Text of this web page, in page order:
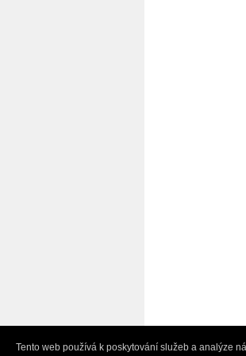
© 2005-2026 Ivo
Tento web používá k poskytování služeb a analýze